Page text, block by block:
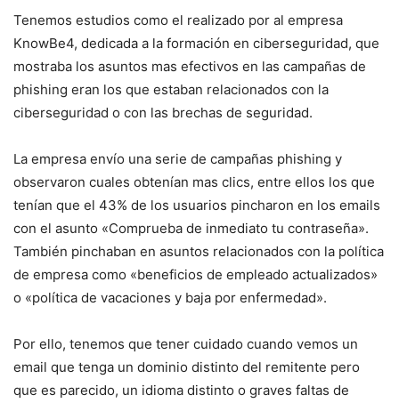
Tenemos estudios como el realizado por al empresa
KnowBe4, dedicada a la formación en ciberseguridad, que
mostraba los asuntos mas efectivos en las campañas de
phishing eran los que estaban relacionados con la
ciberseguridad o con las brechas de seguridad.
La empresa envío una serie de campañas phishing y
observaron cuales obtenían mas clics, entre ellos los que
tenían que el 43% de los usuarios pincharon en los emails
con el asunto «Comprueba de inmediato tu contraseña».
También pinchaban en asuntos relacionados con la política
de empresa como «beneficios de empleado actualizados»
o «política de vacaciones y baja por enfermedad».
Por ello, tenemos que tener cuidado cuando vemos un
email que tenga un dominio distinto del remitente pero
que es parecido, un idioma distinto o graves faltas de